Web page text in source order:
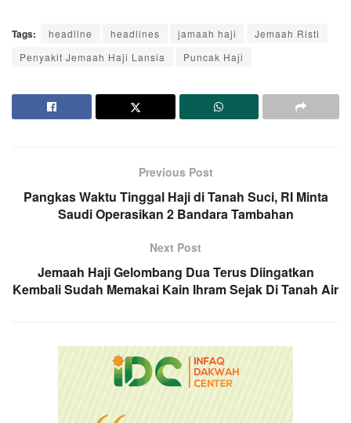
Tags: headline headlines jamaah haji
Jemaah Risti
Penyakit Jemaah Haji Lansia
Puncak Haji
Previous Post
Pangkas Waktu Tinggal Haji di Tanah Suci, RI Minta
Saudi Operasikan 2 Bandara Tambahan
Next Post
Jemaah Haji Gelombang Dua Terus Diingatkan
Kembali Sudah Memakai Kain Ihram Sejak Di Tanah Air